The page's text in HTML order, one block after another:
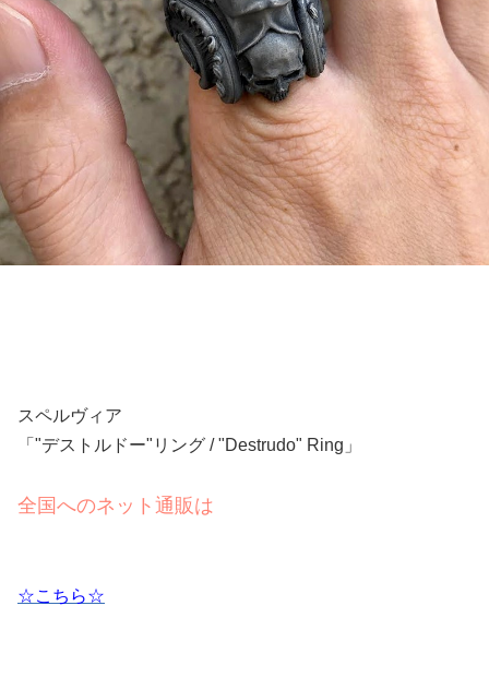
スペルヴィア
「"デストルドー"リング / "Destrudo" Ring」
全国へのネット通販は
☆こちら☆